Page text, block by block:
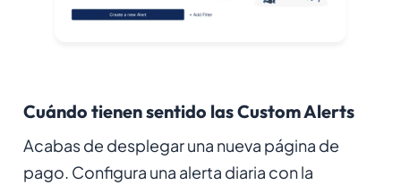
Cuándo tienen sentido las Custom Alerts
Acabas de desplegar una nueva página de
pago. Configura una alerta diaria con la